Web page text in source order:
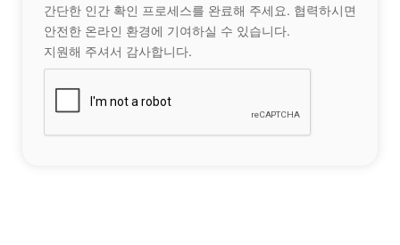
간단한 인간 확인 프로세스를 완료해 주세요. 협력하시면
안전한 온라인 환경에 기여하실 수 있습니다.
지원해 주셔서 감사합니다.